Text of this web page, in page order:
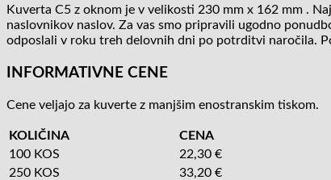
Kuverta C5 z oknom je v velikosti 230 mm x 162 mm .
naslovnikov naslov. Za vas smo pripravili ugodno
odposlali v roku treh delovnih dni po potrditvi naročila.
INFORMATIVNE CENE
Cene veljajo za kuverte z manjšim enostranskim tiskom.
KOLIČINA
CENA
100 KOS
22,30 €
250 KOS
33,20 €